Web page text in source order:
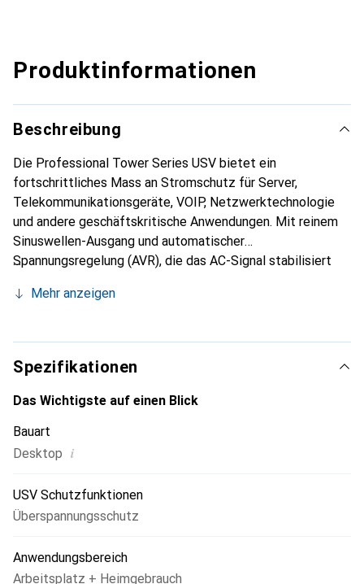
Produktinformationen
Beschreibung
Die Professional Tower Series USV bietet ein
fortschrittliches Mass an Stromschutz für Server,
Telekommunikationsgeräte, VOIP, Netzwerktechnologie
und andere geschäftskritische Anwendungen. Mit reinem
Sinuswellen-Ausgang und automatischer
Spannungsregelung (AVR), die das AC-Signal stabilisiert
der USV, sichere Stromniveaus für die angeschlossenen
zurückgreifen zu müssen. Die multifunktionale LCD-
Anzeige bietet sofortigen Zugriff auf präzise
Informationen über kritische Strom- und Batteriezustände,
was den Benutzern hilft, die Maschine einfach zu steuern
Mehr anzeigen
Spezifikationen
Das Wichtigste auf einen Blick
Bauart
Desktop i
USV Schutzfunktionen
Überspannungsschutz
Anwendungsbereich
Arbeitsplatz + Heimgebrauch